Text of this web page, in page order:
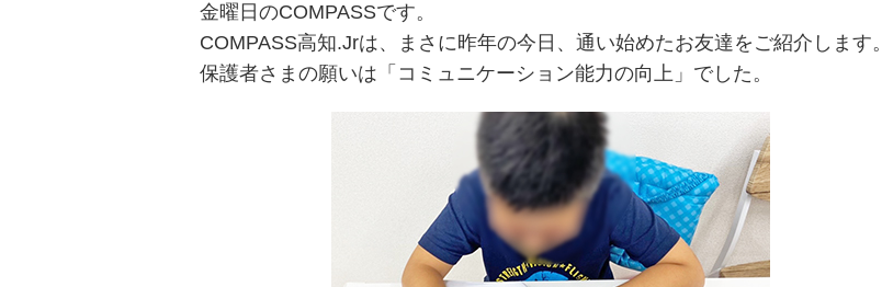
金曜日のCOMPASSです。
COMPASS高知.Jrは、まさに昨年の今日、通い始めたお友達をご紹介します。
保護者さまの願いは「コミュニケーション能力の向上」でした。